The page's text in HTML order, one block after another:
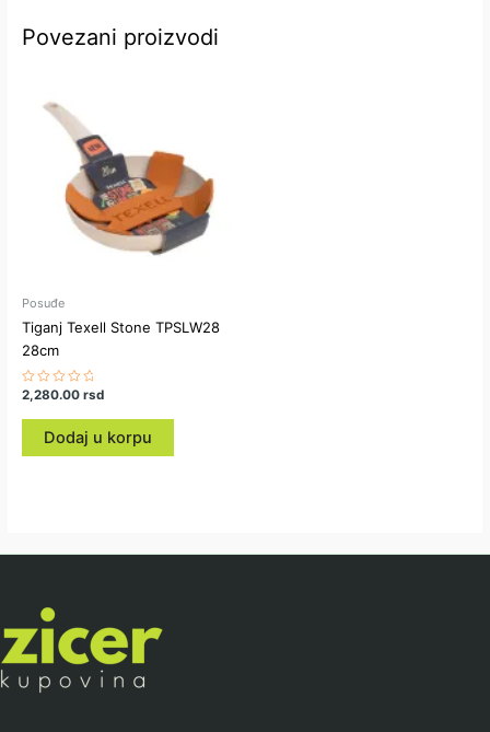
Povezani proizvodi
Posuđe
Tiganj Texell Stone TPSLW28
28cm
Ocenjeno
0
2,280.00rsd
Dodaj u korpu